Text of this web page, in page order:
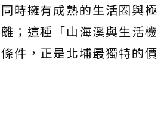
時擁有成熟的生活圈與極
；這種「山海溪與生活機
件，正是北埔最獨特的價